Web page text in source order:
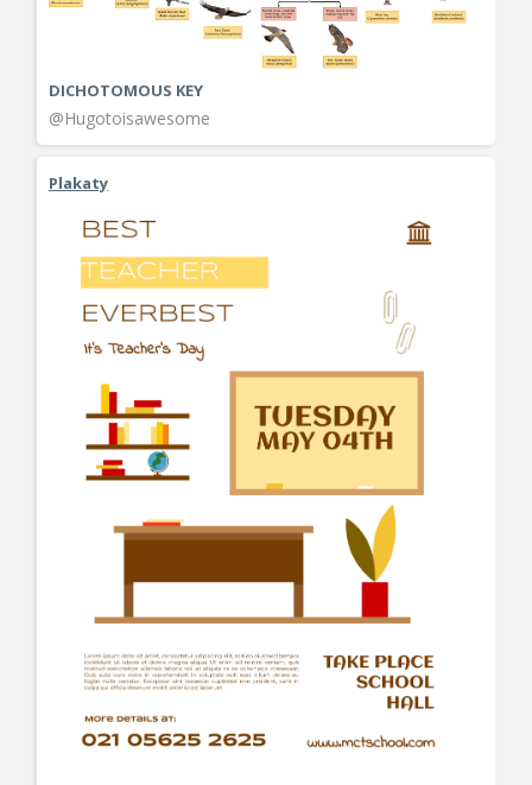
DICHOTOMOUS KEY
@Hugotoisawesome
Plakaty